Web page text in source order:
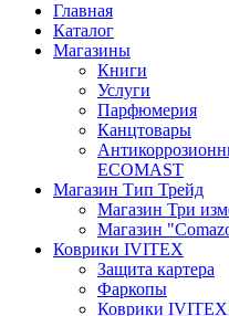
Главная
Каталог
Магазины
Книги
Услуги
Парфюмерия
Канцтовары
ECOMAST
Магазин Тип Трейд
Магазин Три
Магазин
Коврики IVITEX
Защита картера
Фаркопы
Коврики